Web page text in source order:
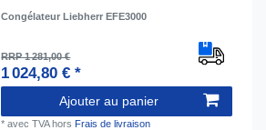
Congélateur Liebherr EFE3000
RRP 1 281,00 €
1 024,80 € *
Ajouter au panier
*avec TVAhors Frais de livraison